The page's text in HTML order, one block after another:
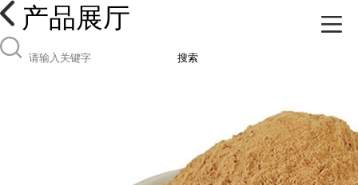
产品展厅
搜索